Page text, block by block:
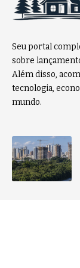
Seu portal
sobre
Além disso,
tecnologia,
mundo.